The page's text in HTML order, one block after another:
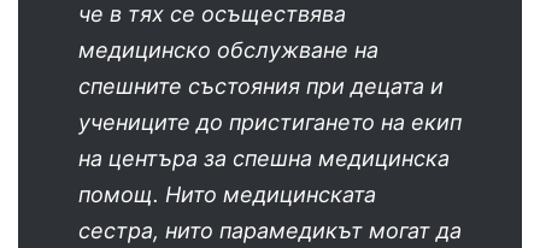
че в тях се осъществява
медицинско обслужване на
спешните състояния при децата и
учениците до пристигането на екип
на центъра за спешна медицинска
помощ. Нито медицинската
сестра, нито парамедикът могат да